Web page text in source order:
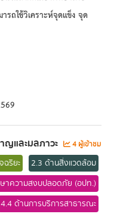
ถใช้วิเคราะห์จุดแข็ง จุด
ญและมลภาวะ 4 ผู้เข้าชม
ฉริยะ
2.3 ด้านสิ่งแวดล้อม
ษาความสงบปลอดภัย (อปท.)
4.4 ด้านการบริการสาธารณะ